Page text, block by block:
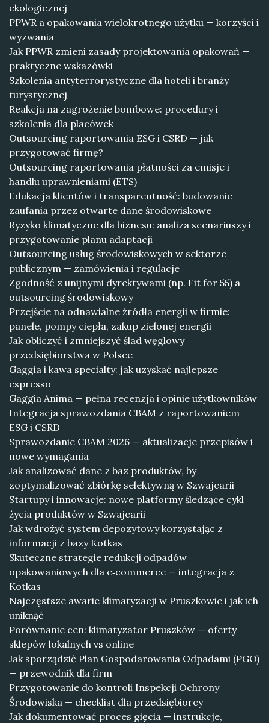
ekologicznej
PPWR a opakowania wielokrotnego użytku — korzyści i
wyzwania
Jak PPWR zmieni zasady projektowania opakowań —
praktyczne wskazówki
Szkolenia antyterrorystyczne dla hoteli i branży
turystycznej
Reakcja na zagrożenie bombowe: procedury i
szkolenia dla placówek
Outsourcing raportowania ESG i CSRD — jak
przygotować firmę?
Outsourcing raportowania płatności za emisje i
handlu uprawnieniami (ETS)
Edukacja klientów i transparentność: budowanie
zaufania przez otwarte dane środowiskowe
Ryzyko klimatyczne dla biznesu: analiza scenariuszy i
przygotowanie planu adaptacji
Outsourcing usług środowiskowych w sektorze
publicznym — zamówienia i regulacje
Zgodność z unijnymi dyrektywami (np. Fit for 55) a
outsourcing środowiskowy
Przejście na odnawialne źródła energii w firmie:
panele, pompy ciepła, zakup zielonej energii
Jak obliczyć i zmniejszyć ślad węglowy
przedsiębiorstwa w Polsce
Gaggia i kawa specialty: jak uzyskać najlepsze
espresso
Gaggia Anima — pełna recenzja i opinie użytkowników
Integracja sprawozdania CBAM z raportowaniem
ESG i CSRD
Sprawozdanie CBAM 2026 — aktualizacje przepisów i
nowe wymagania
Jak analizować dane z baz produktów, by
zoptymalizować zbiórkę selektywną w Szwajcarii
Startupy i innowacje: nowe platformy śledzące cykl
życia produktów w Szwajcarii
Jak wdrożyć system depozytowy korzystając z
informacji z bazy Kotkas
Skuteczne strategie redukcji odpadów
opakowaniowych dla e‑commerce — integracja z
Kotkas
Najczęstsze awarie klimatyzacji w Pruszkowie i jak ich
uniknąć
Porównanie cen: klimatyzator Pruszków — oferty
sklepów lokalnych vs online
Jak sporządzić Plan Gospodarowania Odpadami (PGO)
— przewodnik dla firm
Przygotowanie do kontroli Inspekcji Ochrony
Środowiska — checklist dla przedsiębiorcy
Jak dokumentować proces gięcia — instrukcje,